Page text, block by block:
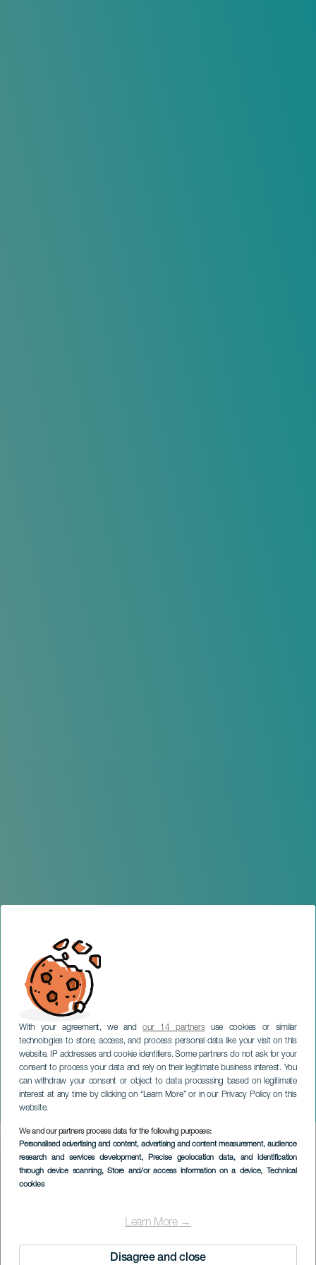
With your agreement, we andour 14 partnersuse cookies or similar
technologies to store, access, and process personal data like your visit on this
website, IP addresses and cookie identifiers. Some partners do not ask for your
consent to process your data and rely on their legitimate business interest. You
can withdraw your consent or object to data processing based on legitimate
interest at any time by clicking on “Learn More” or in our Privacy Policy on this
website.
We and our partners process data for the following purposes:
Personalised advertising and content, advertising and content measurement, audience
research and services development, Precise geolocation data, and identification
through device scanning, Store and/or access information on a device, Technical
cookies
Learn More →
Disagree and close
Cecilia: Nainen, runous ja
maailma
LANZAROTE
Imagen
Listado